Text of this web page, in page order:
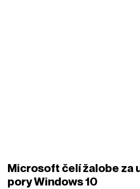
Microsoft čelí žalobe za
pory Windows 10